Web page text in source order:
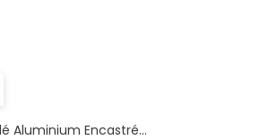
Aluminium Encastré...